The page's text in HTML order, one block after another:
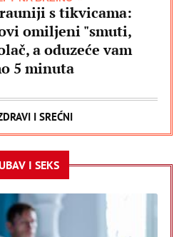
s tikvicama:
omiljeni "smuti,
a oduzeće vam
5 minuta
I SREĆNI
I SEKS